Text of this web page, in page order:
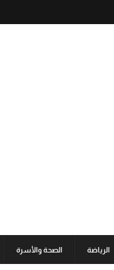
الرياضة الصحة والأسرة